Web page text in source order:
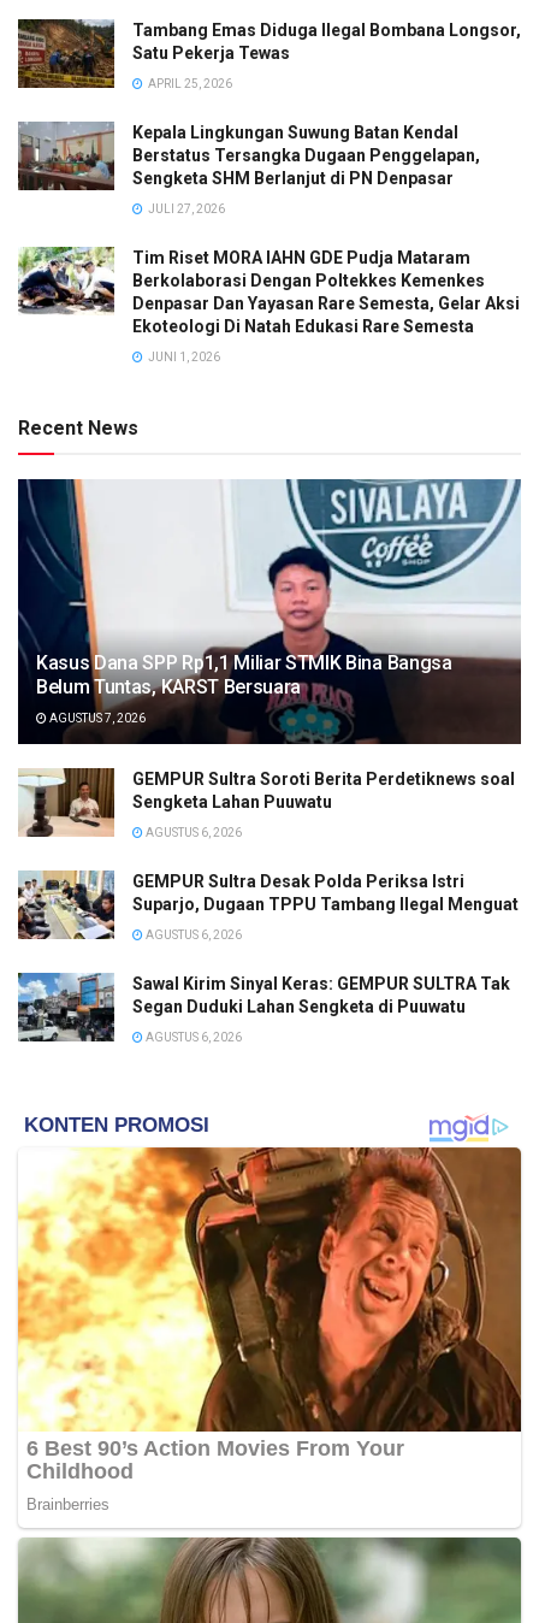
Tambang Emas Diduga Ilegal Bombana Longsor,
Satu Pekerja Tewas
APRIL 25, 2026
Kepala Lingkungan Suwung Batan Kendal
Berstatus Tersangka Dugaan Penggelapan,
Sengketa SHM Berlanjut di PN Denpasar
JULI 27, 2026
Tim Riset MORA IAHN GDE Pudja Mataram
Berkolaborasi Dengan Poltekkes Kemenkes
Denpasar Dan Yayasan Rare Semesta, Gelar Aksi
Ekoteologi Di Natah Edukasi Rare Semesta
JUNI 1, 2026
Recent News
Kasus Dana SPP Rp1,1 Miliar STMIK Bina Bangsa
Belum Tuntas, KARST Bersuara
AGUSTUS 7, 2026
GEMPUR Sultra Soroti Berita Perdetiknews soal
Sengketa Lahan Puuwatu
AGUSTUS 6, 2026
GEMPUR Sultra Desak Polda Periksa Istri
Suparjo, Dugaan TPPU Tambang Ilegal Menguat
AGUSTUS 6, 2026
Sawal Kirim Sinyal Keras: GEMPUR SULTRA Tak
Segan Duduki Lahan Sengketa di Puuwatu
AGUSTUS 6, 2026